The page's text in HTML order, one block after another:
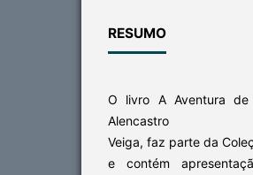
RESUMO
O livro A Aventura de
Alencastro
Veiga, faz parte da
e contém